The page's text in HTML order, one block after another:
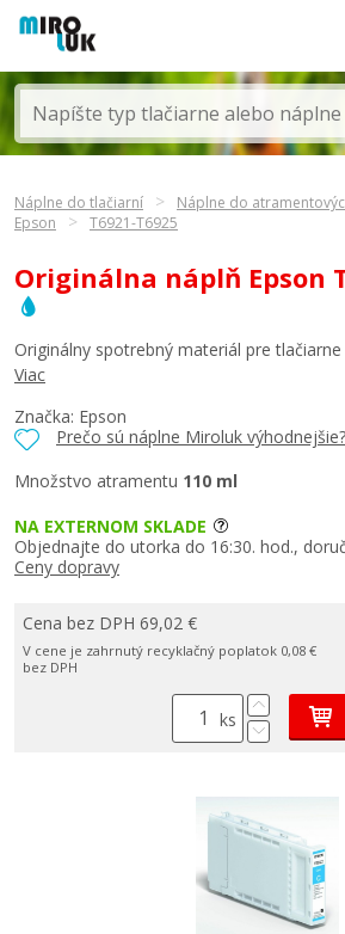
Náplne do tlačiarní Náplne do
Epson
T6921-T6925
Originálna náplň Epson
Značka: Epson
Prečo sú náplne Miroluk výhodnejšie?
Množstvo atramentu 110 ml
Originálny spotrebný materiál pre tlačiarne
Viac
NA EXTERNOM SKLADE
Objednajte do utorka do 16:30. hod.,
Ceny dopravy
Cena bez DPH 69,02 €
V cene je zahrnutý recyklačný poplatok 0,08 €
bez DPH
ks